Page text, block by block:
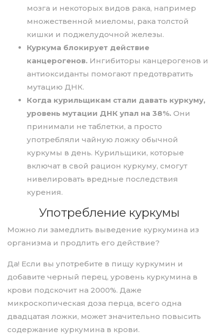
мозга и некоторых видов рака, например
множественной миеломы, рака толстой
кишки и поджелудочной железы.
Куркума блокирует действие
канцерогенов. Ингибиторы канцерогенов и
антиоксиданты помогают предотвратить
мутацию ДНК.
Когда курильщикам стали давать куркуму,
уровень мутации ДНК упал на 38%. Они
принимали не таблетки, а просто
употребляли чайную ложку обычной
куркумы в день. Курильщики, которые
включат в свой рацион куркуму, смогут
нивелировать вредные последствия
курения.
Употребление куркумы
Можно ли замедлить выведение куркумина из
организма и продлить его действие?
Да! Если вы употребите в пищу куркумин и
добавите черный перец, уровень куркумина в
крови подскочит на 2000%. Даже
микроскопическая доза перца, всего одна
двадцатая ложки, может значительно повысить
содержание куркумина в крови.